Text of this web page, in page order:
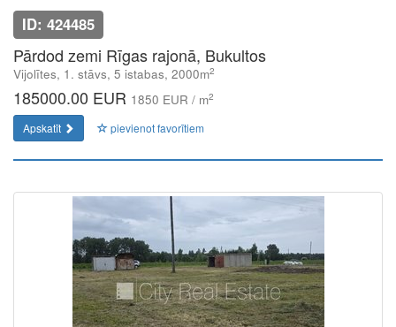
ID: 424485
Pārdod zemi Rīgas rajonā, Bukultos
Vijolītes, 1. stāvs, 5 istabas, 2000m2
185000.00 EUR 1850 EUR / m2
Apskatīt pievienot favorītiem